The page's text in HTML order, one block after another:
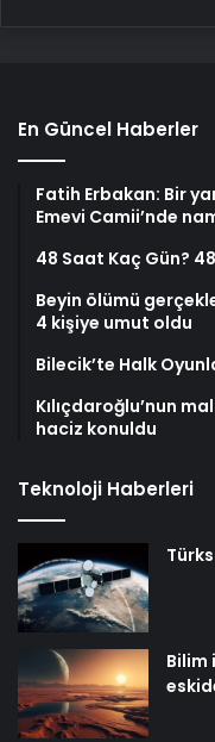
En Güncel Haberler
Fatih Erbakan: Bir
Emevi Camii’nde
48 Saat Kaç Gün?
Beyin ölümü
4 kişiye umut oldu
Bilecik’te Halk
Kılıçdaroğlu’nun
haciz konuldu
Teknoloji Haberleri
Bilim